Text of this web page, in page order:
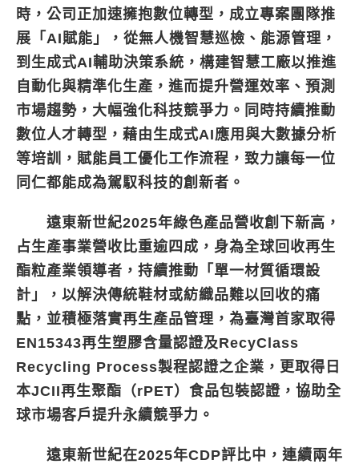
時，公司正加速擁抱數位轉型，成立專案團隊推
展「AI賦能」，從無人機智慧巡檢、能源管理，
到生成式AI輔助決策系統，構建智慧工廠以推進
自動化與精準化生產，進而提升營運效率、預測
市場趨勢，大幅強化科技競爭力。同時持續推動
數位人才轉型，藉由生成式AI應用與大數據分析
等培訓，賦能員工優化工作流程，致力讓每一位
同仁都能成為駕馭科技的創新者。
遠東新世紀2025年綠色產品營收創下新高，
占生產事業營收比重逾四成，身為全球回收再生
酯粒產業領導者，持續推動「單一材質循環設
計」，以解決傳統鞋材或紡織品難以回收的痛
點，並積極落實再生產品管理，為臺灣首家取得
EN15343再生塑膠含量認證及RecyClass
Recycling Process製程認證之企業，更取得日
本JCII再生聚酯（rPET）食品包裝認證，協助全
球市場客戶提升永續競爭力。
遠東新世紀在2025年CDP評比中，連續兩年